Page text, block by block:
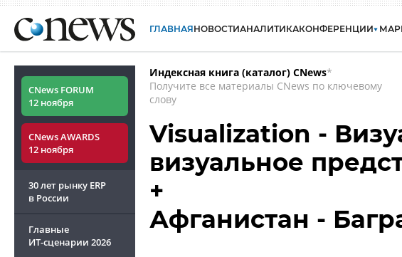
ГЛАВНАЯНОВОСТИАНАЛИТИКАКОНФЕРЕНЦИИ
CNews FORUM
12 ноября
CNews AWARDS
12 ноября
30 лет рынку ERP
в России
Главные
ИТ-сценарии 2026
Индексная книга (каталог) CNews*
Получите все материалы CNews по ключевому
слову
Visualization -
визуальное
+
Афганистан -